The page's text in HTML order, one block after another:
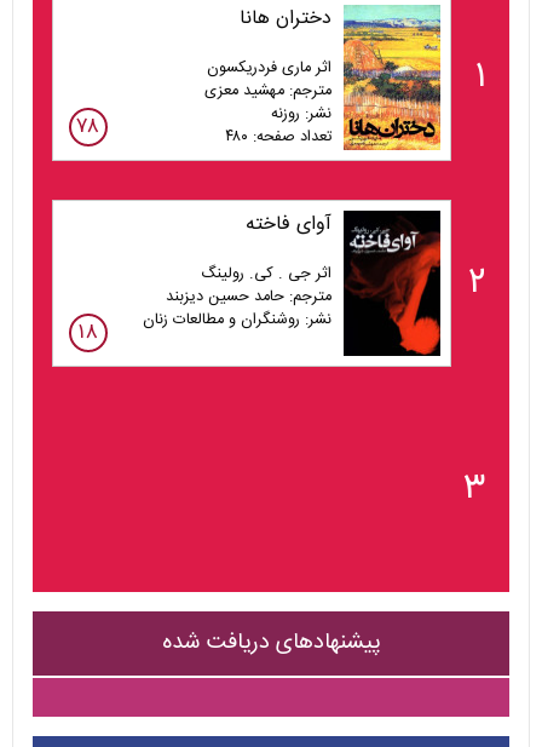
۱
دختران هانا
اثر ماری فردریکسون
مترجم: مهشید معزی
نشر: روزنه
تعداد صفحه: ۴۸۰
۷۸
۲
آوای فاخته
اثر جی . کی. رولینگ
مترجم: حامد حسین دیزبند
نشر: روشنگران و مطالعات زنان
۱۸
۳
پیشنهادهای دریافت شده